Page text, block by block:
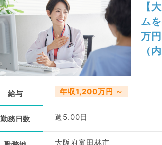
【
ム
万
（
給与 年収1,200万円 ～
勤務日数 週5.00日
大阪府富田林市